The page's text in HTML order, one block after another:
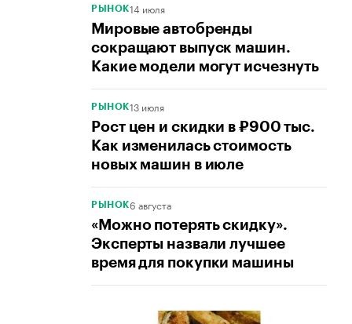
РЫНОК14 июля
Мировые автобренды
сокращают выпуск машин.
Какие модели могут исчезнуть
РЫНОК13 июля
Рост цен и скидки в ₽900 тыс.
Как изменилась стоимость
новых машин в июле
РЫНОК6 августа
«Можно потерять скидку».
Эксперты назвали лучшее
время для покупки машины